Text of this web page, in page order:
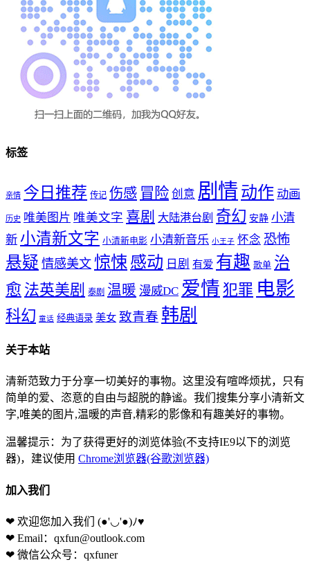
标签
亲情 今日推荐 传记 伤感 冒险 创意 剧情 动作 动画
历史 唯美图片 唯美文字 喜剧 大陆港台剧 奇幻 安静 小清
新 小清新文字 小清新电影 小清新音乐 小王子 怀念 恐怖
悬疑 情感美文 惊悚 感动 日剧 有爱 有趣 歌单 治
愈 法英美剧 泰剧 温暖 漫威DC 爱情 犯罪 电影
科幻 童话 经典语录 美女 致青春 韩剧
关于本站
清新范致力于分享一切美好的事物。这里没有喧哗烦扰，只有
简单的爱、恣意的自由与超脱的静谧。我们搜集分享小清新文
字,唯美的图片,温暖的声音,精彩的影像和有趣美好的事物。
温馨提示：为了获得更好的浏览体验(不支持IE9以下的浏览
器)，建议使用 Chrome浏览器(谷歌浏览器)
加入我们
❤ 欢迎您加入我们 (●'◡'●)ﾉ♥
❤ Email：qxfun@outlook.com
❤ 微信公众号：qxfuner